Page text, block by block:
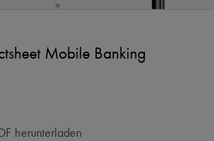
Mobile Banking
herunterladen